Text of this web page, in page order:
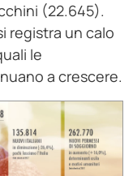
(22.645).
registra un calo
le
a crescere.